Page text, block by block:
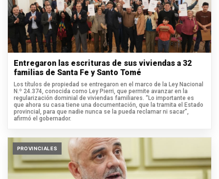
Entregaron las escrituras de sus viviendas a 32
familias de Santa Fe y Santo Tomé
Los títulos de propiedad se entregaron en el marco de la Ley Nacional
N.º 24.374, conocida como Ley Pierri, que permite avanzar en la
regularización dominial de viviendas familiares. “Lo importante es
que ahora su casa tiene una documentación, que la tramita el Estado
provincial, para que nadie nunca se la pueda reclamar ni sacar”,
afirmó el gobernador.
PROVINCIALES